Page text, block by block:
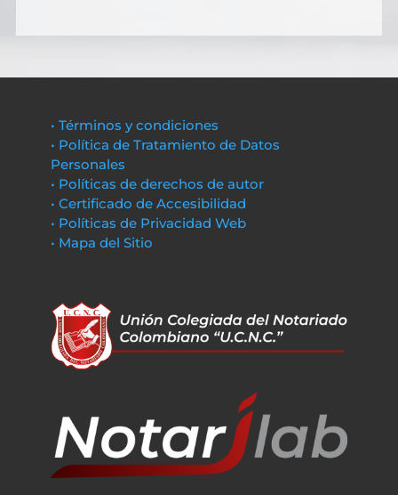
• Términos y condiciones
• Política de Tratamiento de Datos
Personales
• Políticas de derechos de autor
• Certificado de Accesibilidad
• Políticas de Privacidad Web
• Mapa del Sitio